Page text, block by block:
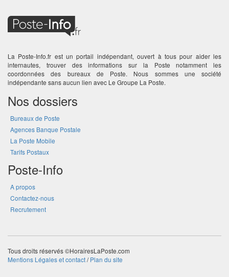
La Poste-Info.fr est un portail indépendant, ouvert à tous pour aider les
internautes, trouver des informations sur la Poste notamment les
coordonnées des bureaux de Poste. Nous sommes une société
indépendante sans aucun lien avec Le Groupe La Poste.
Nos dossiers
Bureaux de Poste
Agences Banque Postale
La Poste Mobile
Tarifs Postaux
Poste-Info
A propos
Contactez-nous
Recrutement
Tous droits réservés ©HorairesLaPoste.com
Mentions Légales et contact/Plan du site